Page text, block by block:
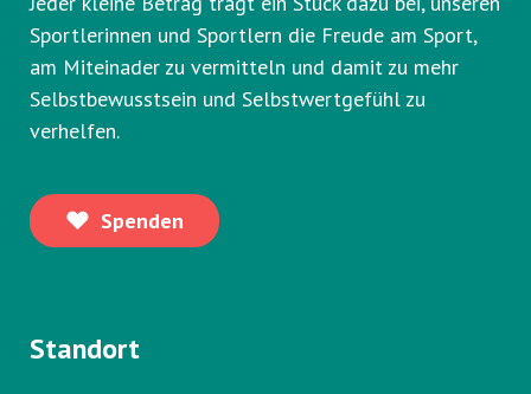
Sportlerinnen und Sportlern die Freude am Sport,
am Miteinader zu vermitteln und damit zu mehr
Selbstbewusstsein und Selbstwertgefühl zu
verhelfen.
Spenden
Standort